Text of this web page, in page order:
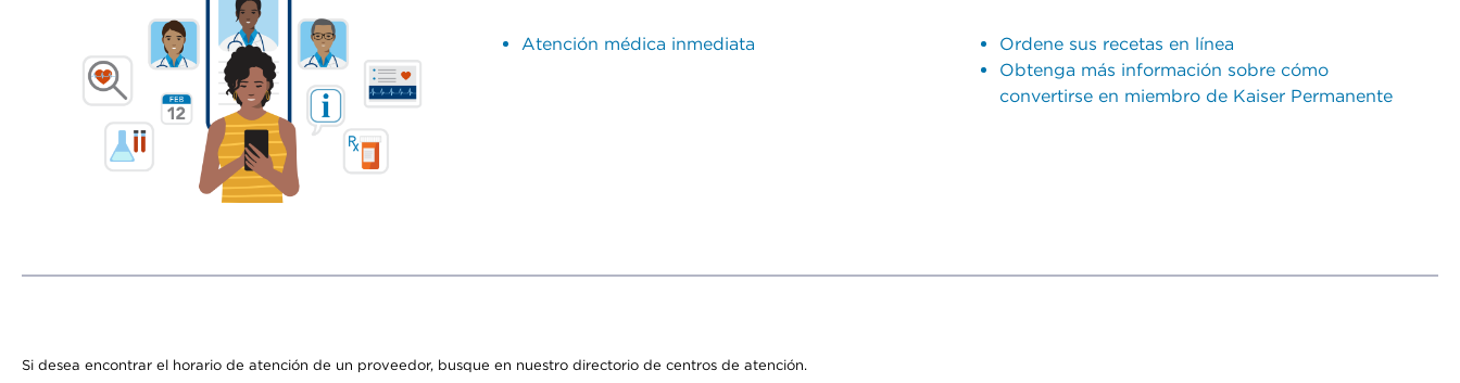
Atención médica inmediata
Ordene sus recetas en línea
Obtenga más información sobre cómo
convertirse en miembro de Kaiser Permanente
Si desea encontrar el horario de atención de un proveedor, busque en nuestro directorio de centros de atención.